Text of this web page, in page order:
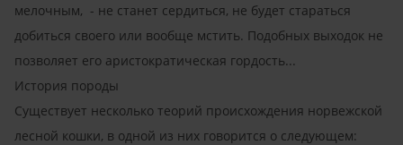
мелочным, - не станет сердиться, не будет стараться
добиться своего или вообще мстить. Подобных выходок не
позволяет его аристократическая гордость...
История породы
Существует несколько теорий происхождения норвежской
лесной кошки, в одной из них говорится о следующем: